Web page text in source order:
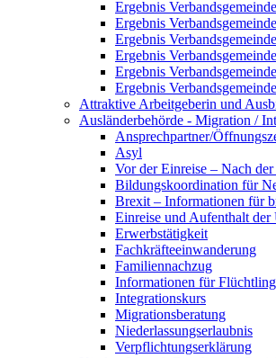
Ergebnis
Ergebnis
Ergebnis
Ergebnis
Ergebnis
Ergebnis
Attraktive Arbeitgeberin und
Ausländerbehörde - Migration /
Ansprechpartner/
Asyl
Vor der Einreise – Nach
Bildungskoordination für
Brexit – Informationen für
Einreise und Aufenthalt der
Erwerbstätigkeit
Fachkräfteeinwanderung
Familiennachzug
Informationen für
Integrationskurs
Migrationsberatung
Niederlassungserlaubnis
Verpflichtungserklärung